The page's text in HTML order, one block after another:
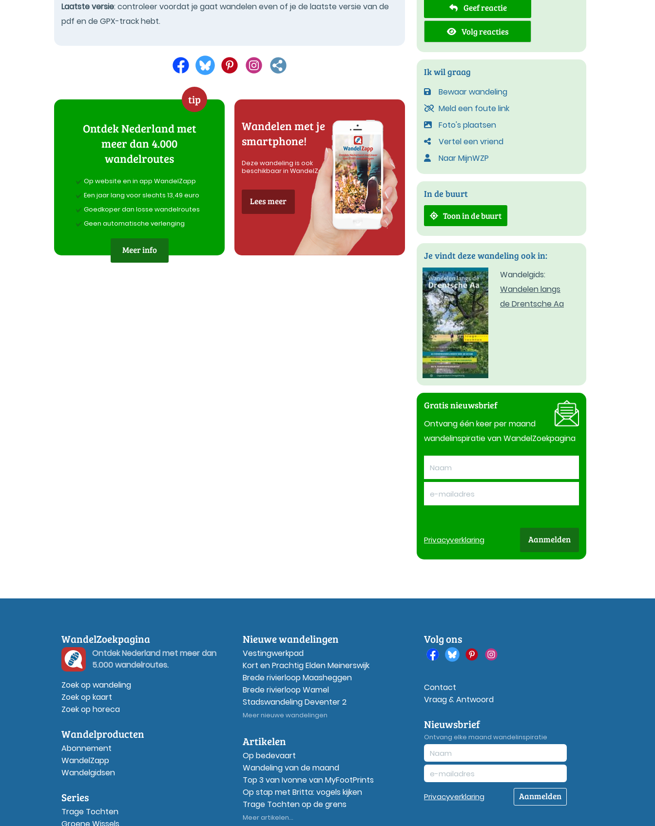
Laatste versie: controleer voordat je gaat wandelen even of je de laatste versie van de
pdf en de GPX-track hebt.
tip
Ontdek Nederland met
meer dan 4.000
wandelroutes
Op website en in app WandelZapp
Een jaar lang voor slechts 13,49 euro
Goedkoper dan losse wandelroutes
Geen automatische verlenging
Meer info
Wandelen met je
smartphone!
Deze wandeling is ook
beschikbaar in WandelZapp
Lees meer
Geef reactie
Volg reacties
Ik wil graag
Bewaar wandeling
Meld een foute link
Foto's plaatsen
Vertel een vriend
Naar MijnWZP
In de buurt
Toon in de buurt
Je vindt deze wandeling ook in:
Wandelgids:
Wandelen langs
de Drentsche Aa
Gratis nieuwsbrief
Ontvang één keer per maand
wandelinspiratie van WandelZoekpagina
Privacyverklaring Aanmelden
WandelZoekpagina
Ontdek Nederland met meer dan
5.000 wandelroutes.
Zoek op wandeling
Zoek op kaart
Zoek op horeca
Wandelproducten
Abonnement
WandelZapp
Wandelgidsen
Series
Trage Tochten
Nieuwe wandelingen
Vestingwerkpad
Kort en Prachtig Elden Meinerswijk
Brede rivierloop Maasheggen
Brede rivierloop Wamel
Stadswandeling Deventer 2
Meer nieuwe wandelingen
Artikelen
Op bedevaart
Wandeling van de maand
Top 3 van Ivonne van MyFootPrints
Op stap met Britta: vogels kijken
Trage Tochten op de grens
Meer artikelen...
Volg ons
Contact
Vraag & Antwoord
Nieuwsbrief
Ontvang elke maand wandelinspiratie
Privacyverklaring Aanmelden